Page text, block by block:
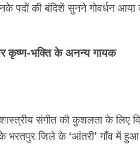
पदों की बंदिशें सुनने गोवर्धन
कृष्ण-भक्ति के अनन्य गायक
शास्त्रीय संगीत की कुशलता के लिए
जिले के ‘आंतरी’ गाँव में हुआ